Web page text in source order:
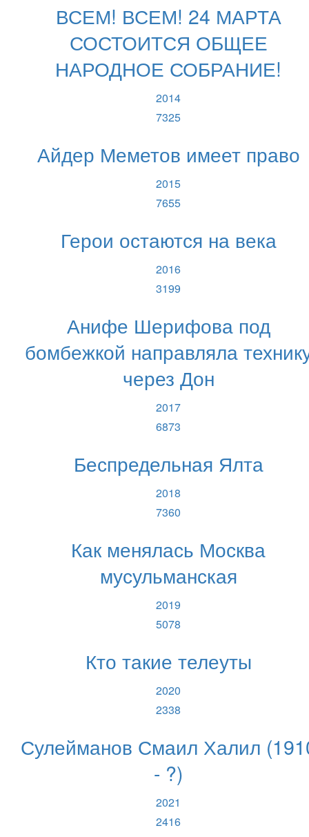
ВСЕМ! ВСЕМ! 24 МАРТА
СОСТОИТСЯ ОБЩЕЕ
НАРОДНОЕ СОБРАНИЕ!
2014
7325
Айдер Меметов имеет право
2015
7655
Герои остаются на века
2016
3199
Анифе Шерифова под
бомбежкой направляла
через Дон
2017
6873
Беспредельная Ялта
2018
7360
Как менялась Москва
мусульманская
2019
5078
Кто такие телеуты
2020
2338
Сулейманов Смаил Халил
- ?)
2021
2416